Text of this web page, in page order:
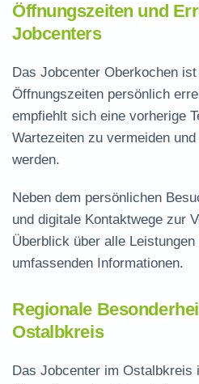
Öffnungszeiten und
Jobcenters
Das Jobcenter Oberkochen
Öffnungszeiten persönlich
empfiehlt sich eine vorherige
Wartezeiten zu vermeiden
werden.
Neben dem persönlichen
und digitale Kontaktwege zur
Überblick über alle Leistungen
umfassenden Informationen.
Regionale
Ostalbkreis
Das Jobcenter im Ostalbkreis